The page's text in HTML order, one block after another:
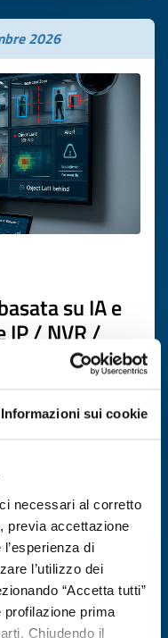
Informazioni sui cookie
necessari al corretto
previa accettazione
di
l’utilizzo dei
“Accetta tutti”
profilazione prima
Chiudendo il
2026
su IA e
/ NVR /
DISCOVER MORE →
2027